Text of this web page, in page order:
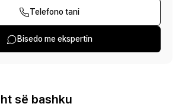
Telefono tani
Bisedo me ekspertin
së bashku